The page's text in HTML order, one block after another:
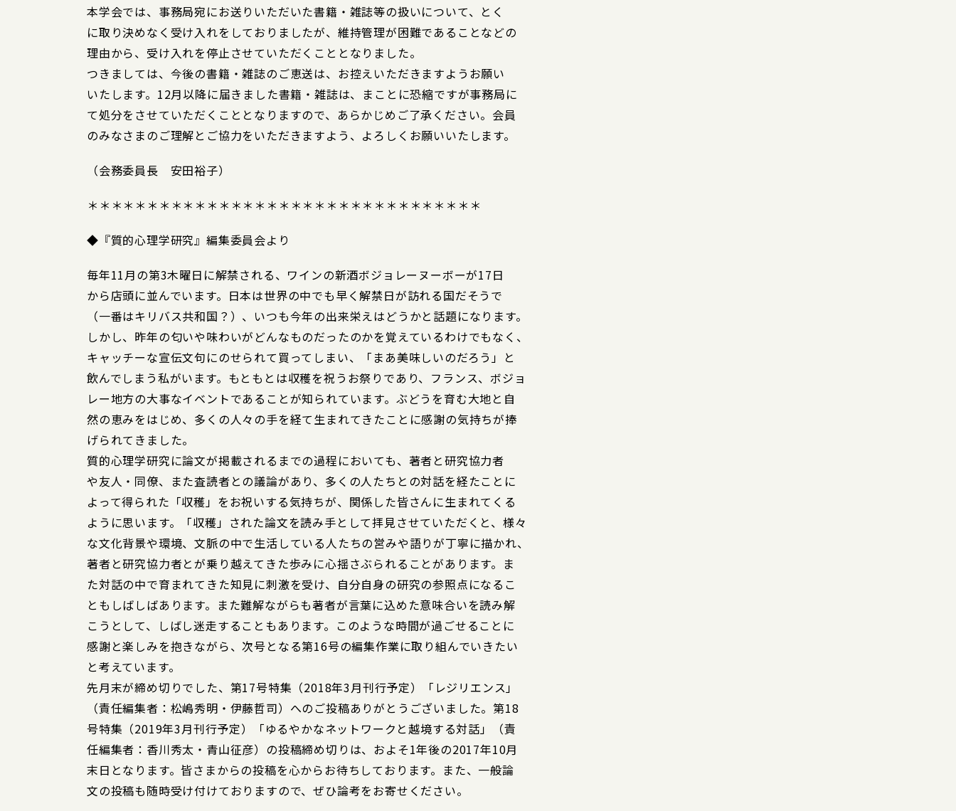
本学会では、事務局宛にお送りいただいた書籍・雑誌等の扱いについて、とく
に取り決めなく受け入れをしておりましたが、維持管理が困難であることなどの
理由から、受け入れを停止させていただくこととなりました。
つきましては、今後の書籍・雑誌のご恵送は、お控えいただきますようお願い
いたします。12月以降に届きました書籍・雑誌は、まことに恐縮ですが事務局に
て処分をさせていただくこととなりますので、あらかじめご了承ください。会員
のみなさまのご理解とご協力をいただきますよう、よろしくお願いいたします。
（会務委員長 安田裕子）
＊＊＊＊＊＊＊＊＊＊＊＊＊＊＊＊＊＊＊＊＊＊＊＊＊＊＊＊＊＊＊＊＊
◆『質的心理学研究』編集委員会より
毎年11月の第3木曜日に解禁される、ワインの新酒ボジョレーヌーボーが17日
から店頭に並んでいます。日本は世界の中でも早く解禁日が訪れる国だそうで
（一番はキリバス共和国？）、いつも今年の出来栄えはどうかと話題になります。
しかし、昨年の匂いや味わいがどんなものだったのかを覚えているわけでもなく、
キャッチーな宣伝文句にのせられて買ってしまい、「まあ美味しいのだろう」と
飲んでしまう私がいます。もともとは収穫を祝うお祭りであり、フランス、ボジョ
レー地方の大事なイベントであることが知られています。ぶどうを育む大地と自
然の恵みをはじめ、多くの人々の手を経て生まれてきたことに感謝の気持ちが捧
げられてきました。
質的心理学研究に論文が掲載されるまでの過程においても、著者と研究協力者
や友人・同僚、また査読者との議論があり、多くの人たちとの対話を経たことに
よって得られた「収穫」をお祝いする気持ちが、関係した皆さんに生まれてくる
ように思います。「収穫」された論文を読み手として拝見させていただくと、様々
な文化背景や環境、文脈の中で生活している人たちの営みや語りが丁寧に描かれ、
著者と研究協力者とが乗り越えてきた歩みに心揺さぶられることがあります。ま
た対話の中で育まれてきた知見に刺激を受け、自分自身の研究の参照点になるこ
ともしばしばあります。また難解ながらも著者が言葉に込めた意味合いを読み解
こうとして、しばし迷走することもあります。このような時間が過ごせることに
感謝と楽しみを抱きながら、次号となる第16号の編集作業に取り組んでいきたい
と考えています。
先月末が締め切りでした、第17号特集（2018年3月刊行予定）「レジリエンス」
（責任編集者：松嶋秀明・伊藤哲司）へのご投稿ありがとうございました。第18
号特集（2019年3月刊行予定）「ゆるやかなネットワークと越境する対話」（責
任編集者：香川秀太・青山征彦）の投稿締め切りは、およそ1年後の2017年10月
末日となります。皆さまからの投稿を心からお待ちしております。また、一般論
文の投稿も随時受け付けておりますので、ぜひ論考をお寄せください。